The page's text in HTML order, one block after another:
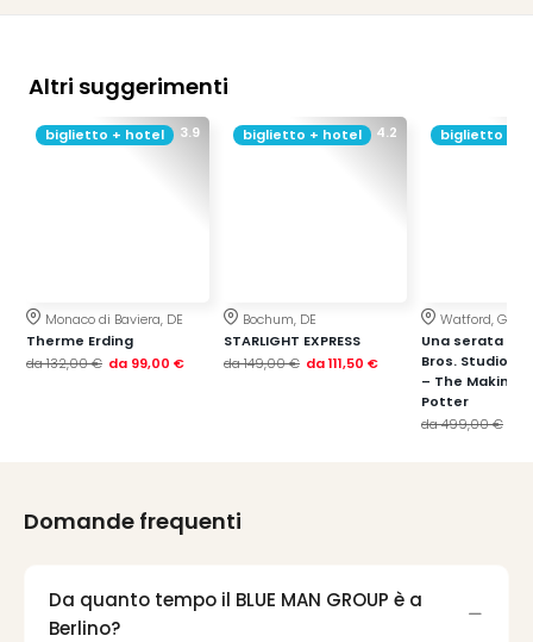
and
the
Chi
Chi
Altri suggerimenti
3.9
biglietto + hotel
Monaco di Baviera, DE
Therme Erding
da132,00 € da 99,00 €
4.2
biglietto + hotel
Bochum, DE
STARLIGHT EXPRESS
da149,00 € da111,50 €
biglietto +
Watford, GB
Una serata al
Bros. Studio
– The Making
Potter
da499,00 €
Domande frequenti
Da quanto tempo il BLUE MAN GROUP è a
Berlino?